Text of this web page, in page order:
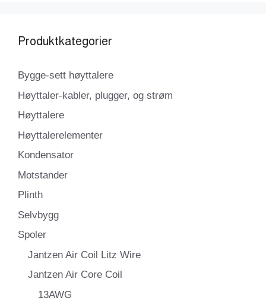
Produktkategorier
Bygge-sett høyttalere
Høyttaler-kabler, plugger, og strøm
Høyttalere
Høyttalerelementer
Kondensator
Motstander
Plinth
Selvbygg
Spoler
Jantzen Air Coil Litz Wire
Jantzen Air Core Coil
13AWG